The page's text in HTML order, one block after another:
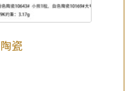
瓷